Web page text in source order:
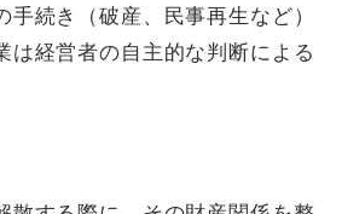
手続き（破産、民事再生など）
は経営者の自主的な判断による